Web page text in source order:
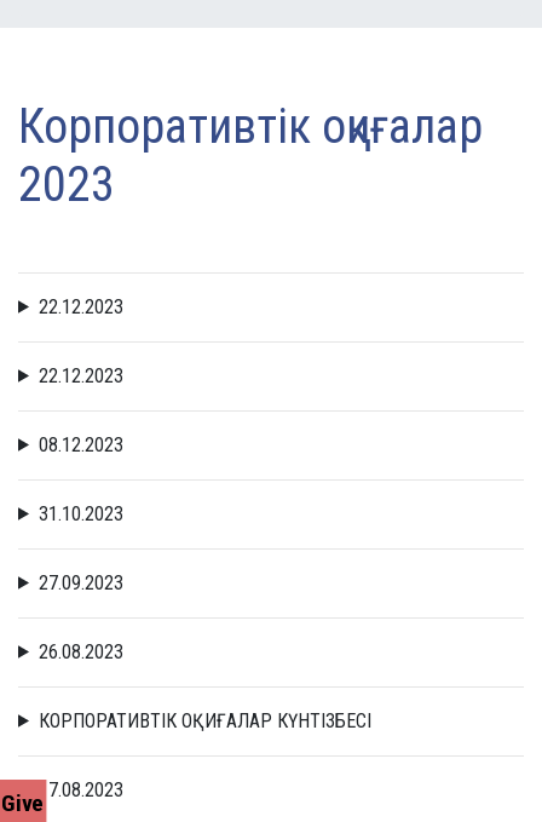
Give
Корпоративтік оқиғалар
2023
22.12.2023
22.12.2023
08.12.2023
31.10.2023
27.09.2023
26.08.2023
КОРПОРАТИВТІК ОҚИҒАЛАР КҮНТІЗБЕСІ
17.08.2023